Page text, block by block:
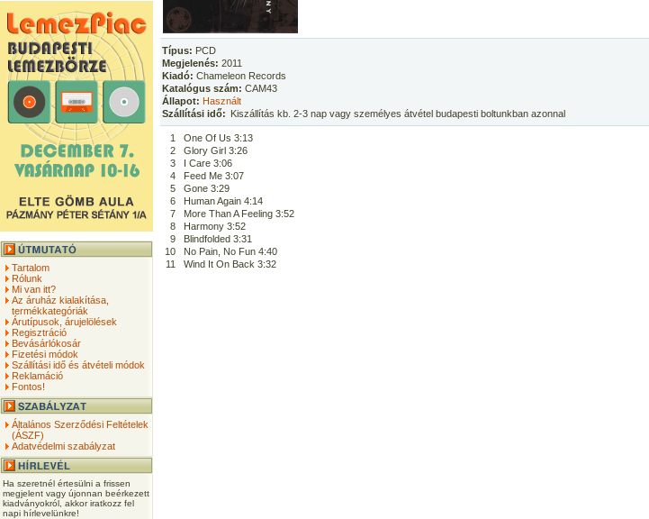
Tartalom
Rólunk
Mi van itt?
Az áruház kialakítása,
termékkategóriák
Árutípusok, árujelölések
Regisztráció
Bevásárlókosár
Fizetési módok
Szállítási idő és átvételi módok
Reklamáció
Fontos!
Általános Szerződési Feltételek
(ÁSZF)
Adatvédelmi szabályzat
Ha szeretnél értesülni a frissen
megjelent vagy újonnan beérkezett
kiadványokról, akkor iratkozz fel
napi hírlevelünkre!
Típus: PCD
Megjelenés: 2011
Kiadó: Chameleon Records
Katalógus szám: CAM43
Állapot: Használt
Szállítási idő: Kiszállítás kb. 2-3 nap vagy személyes átvétel budapesti boltunkban azonnal
1
One Of Us 3:13
2
Glory Girl 3:26
3
I Care 3:06
4
Feed Me 3:07
5
Gone 3:29
6
Human Again 4:14
7
More Than A Feeling 3:52
8
Harmony 3:52
9
Blindfolded 3:31
10
No Pain, No Fun 4:40
11
Wind It On Back 3:32